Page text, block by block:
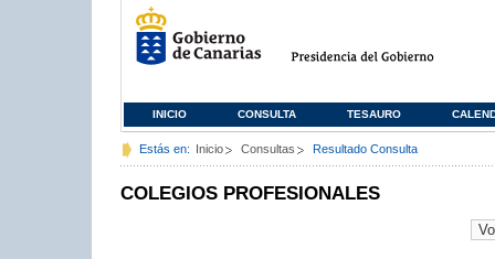
INICIO CONSULTA TESAURO
Estás en: Inicio Consultas Resultado Consulta
COLEGIOS PROFESIONALES